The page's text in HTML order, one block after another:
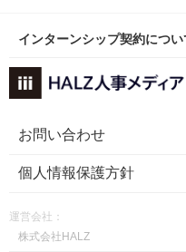
インターンシップ契約につ
お問い合わせ
個人情報保護方針
運営会社：
株式会社HALZ